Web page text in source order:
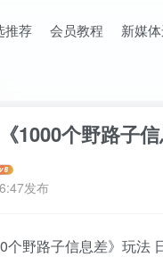
推荐 会员教程 新媒
1000个野路子
发布
个野路子信息差》玩法